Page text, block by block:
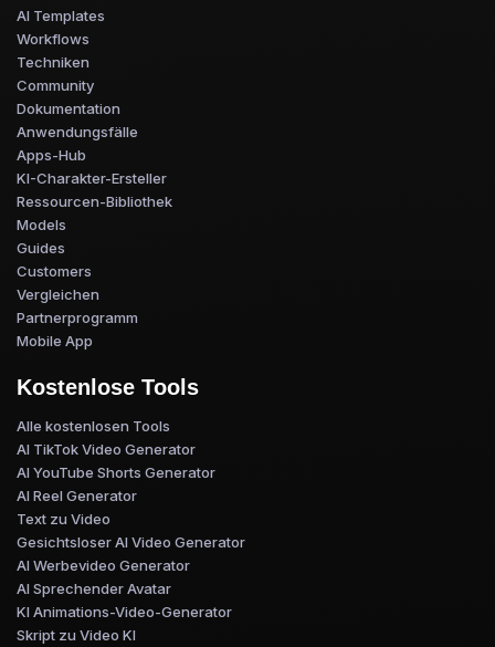
AI Templates
Workflows
Techniken
Community
Dokumentation
Anwendungsfälle
Apps-Hub
KI-Charakter-Ersteller
Ressourcen-Bibliothek
Models
Guides
Customers
Vergleichen
Partnerprogramm
Mobile App
Kostenlose Tools
Alle kostenlosen Tools
AI TikTok Video Generator
AI YouTube Shorts Generator
AI Reel Generator
Text zu Video
Gesichtsloser AI Video Generator
AI Werbevideo Generator
AI Sprechender Avatar
KI Animations-Video-Generator
Skript zu Video KI